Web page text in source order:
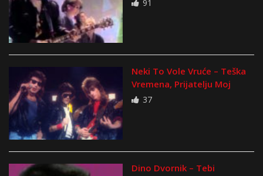
91
Neki To Vole Vruće – Teška
Vremena, Prijatelju Moj
37
Dino Dvornik – Tebi